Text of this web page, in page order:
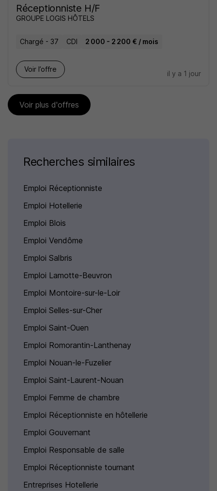
Réceptionniste H/F
GROUPE LOGIS HÔTELS
Chargé - 37 CDI 2 000 - 2 200 € / mois
Voir l’offre
il y a 1 jour
Voir plus d'offres
Recherches similaires
Emploi Réceptionniste
Emploi Hotellerie
Emploi Blois
Emploi Vendôme
Emploi Salbris
Emploi Lamotte-Beuvron
Emploi Montoire-sur-le-Loir
Emploi Selles-sur-Cher
Emploi Saint-Ouen
Emploi Romorantin-Lanthenay
Emploi Nouan-le-Fuzelier
Emploi Saint-Laurent-Nouan
Emploi Femme de chambre
Emploi Réceptionniste en hôtellerie
Emploi Gouvernant
Emploi Responsable de salle
Emploi Réceptionniste tournant
Entreprises Hotellerie